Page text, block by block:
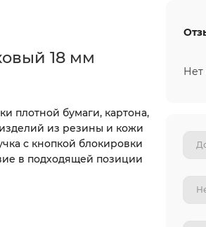
18 мм
плотной бумаги, картона,
из резины и кожи
с кнопкой блокировки
в подходящей позиции
Нет